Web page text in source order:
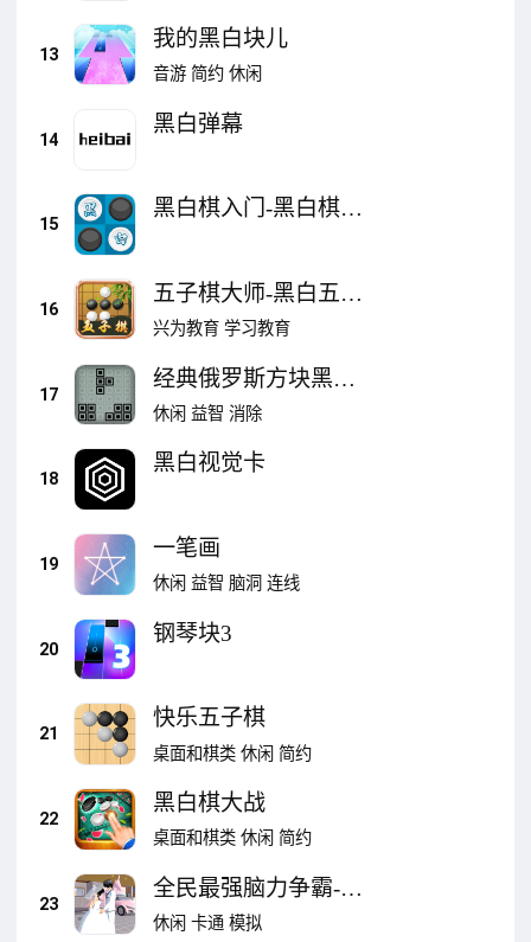
13
我的黑白块儿
音游 简约 休闲
14
黑白弹幕
15
黑白棋入门-黑白棋单
16
五子棋大师-黑白五子
棋
兴为教育 学习教育
17
经典俄罗斯方块黑白
版
休闲 益智 消除
18
黑白视觉卡
19
一笔画
休闲 益智 脑洞 连线
20
钢琴块3
21
快乐五子棋
桌面和棋类 休闲 简约
22
黑白棋大战
桌面和棋类 休闲 简约
23
全民最强脑力争霸-樱
花画风
休闲 卡通 模拟